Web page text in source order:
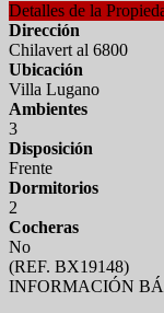
Detalles de la
Dirección
Chilavert al 6800
Ubicación
Villa Lugano
Ambientes
3
Disposición
Frente
Dormitorios
2
Cocheras
No
(REF. BX19148)
INFORMACIÓN